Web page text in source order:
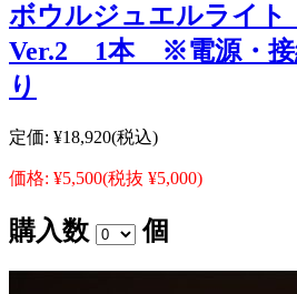
ボウルジュエルライ
Ver.2 1本 ※電源・
り
定価: ¥18,920(税込)
価格: ¥5,500(税抜 ¥5,000)
購入数 個